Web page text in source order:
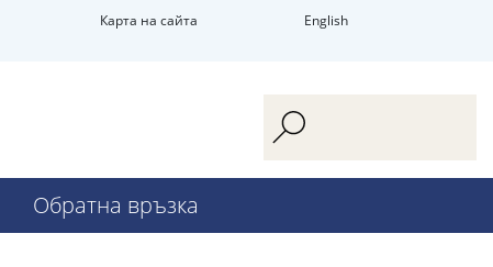
Карта на сайта English
Обратна връзка